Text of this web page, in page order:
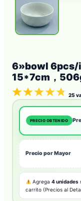
6»bowl 6pcs/
15*7cm，
25
PRECIO OBTENIDO
Precio por Mayor
Agrega4 unidades
carrito (Precios al